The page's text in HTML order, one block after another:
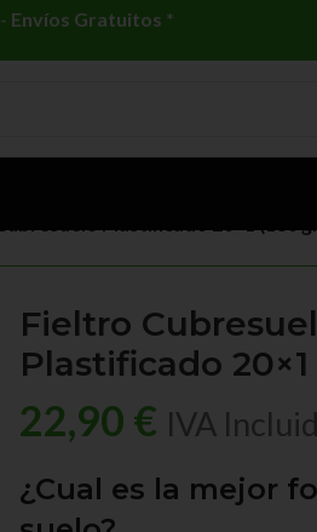
- Envíos Gratuitos *
Fieltro
Plastificado
22,90 € IVA
¿Cual es la mejor